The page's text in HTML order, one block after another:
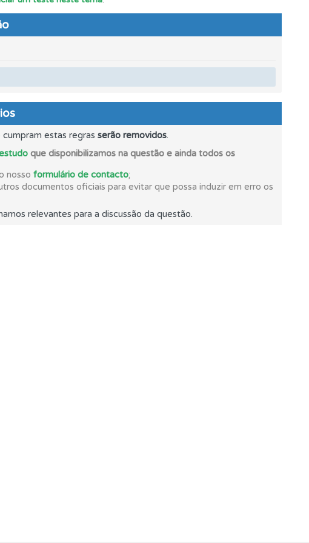
exame.
a responder.
estas regras serão removidos.
que disponibilizamos na questão e ainda todos os
nosso formulário de contacto;
documentos oficiais para evitar que possa induzir em erro os
relevantes para a discussão da questão.